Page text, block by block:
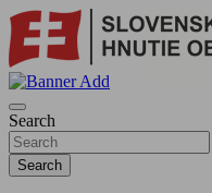
Skip
to
content
SLOVENSKÉ
Search
Search